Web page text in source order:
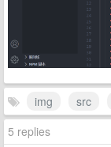
img src
5 replies